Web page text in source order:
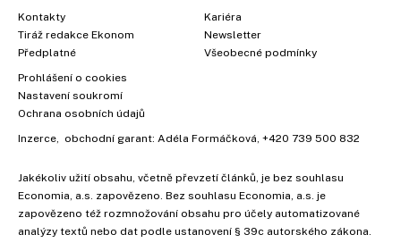
Kontakty
Tiráž redakce Ekonom
Předplatné
Kariéra
Newsletter
Všeobecné podmínky
Prohlášení o cookies
Nastavení soukromí
Ochrana osobních údajů
Inzerce, obchodní garant: Adéla Formáčková, +420 739 500 832
Jakékoliv užití obsahu, včetně převzetí článků, je bez souhlasu
Economia, a.s. zapovězeno. Bez souhlasu Economia, a.s. je
zapovězeno též rozmnožování obsahu pro účely automatizované
analýzy textů nebo dat podle ustanovení § 39c autorského zákona.